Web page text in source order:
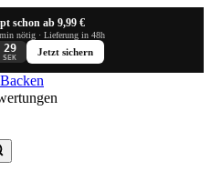
schon ab 9,99 €
nötig · Lieferung in 48h
29
SEK
Jetzt sichern